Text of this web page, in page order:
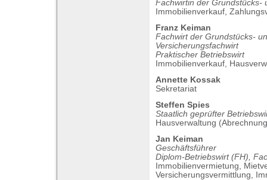
Fachwirtin der Grundstücks-
Immobilienverkauf,
Franz Keiman
Fachwirt der Grundstücks-
Versicherungsfachwirt
Praktischer Betriebswirt
Immobilienverkauf,
Annette Kossak
Sekretariat
Steffen Spies
Staatlich geprüfter
Hausverwaltung
Jan Keiman
Geschäftsführer
Diplom-Betriebswirt (FH),
Immobilienvermietung,
Versicherungsvermittlung,